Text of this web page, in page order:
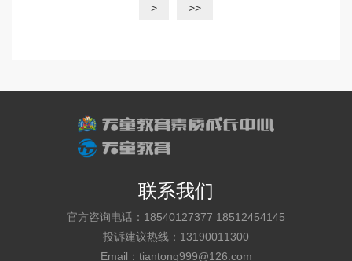
> >>
联系我们
官方咨询电话：18540127377 18512454145
投诉建议热线：13190011300
Email：tiantong999@126.com